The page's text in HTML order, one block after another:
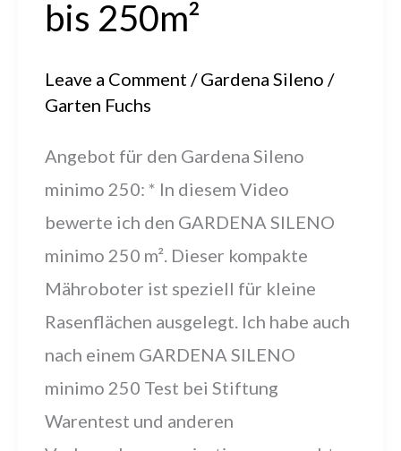
bis 250m²
Leave a Comment /Gardena Sileno /
Garten Fuchs
Angebot für den Gardena Sileno
minimo 250: * In diesem Video
bewerte ich den GARDENA SILENO
minimo 250 m². Dieser kompakte
Mähroboter ist speziell für kleine
Rasenflächen ausgelegt. Ich habe auch
nach einem GARDENA SILENO
minimo 250 Test bei Stiftung
Warentest und anderen